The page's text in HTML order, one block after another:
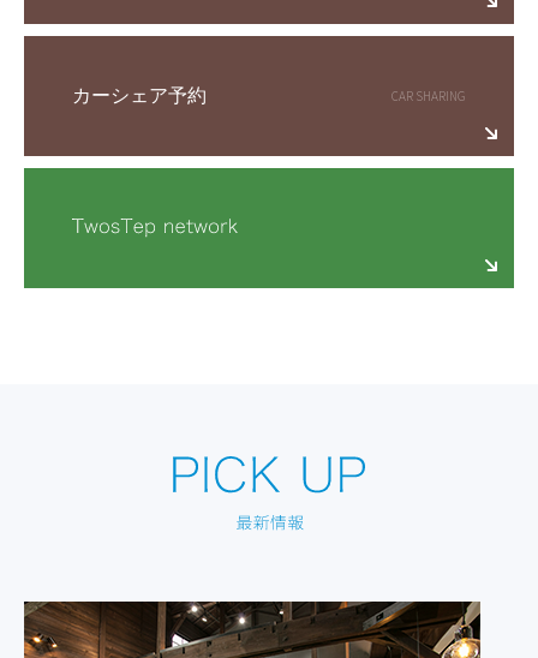
カーシェア予約